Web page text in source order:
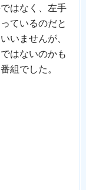
はなく、左手
ているのだと
いませんが、
はないのかも
組でした。